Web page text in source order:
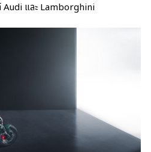
Audi และ Lamborghini